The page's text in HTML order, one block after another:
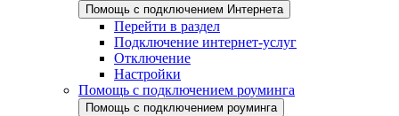
Помощь с подключением Интернета
Перейти в раздел
Подключение интернет-услуг
Отключение
Настройки
Помощь с подключением роуминга
Помощь с подключением роуминга